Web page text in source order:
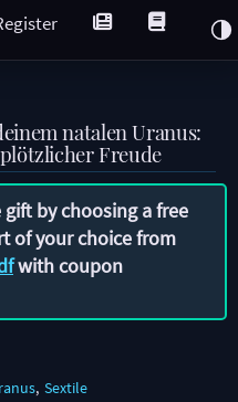
natalen Uranus:
Freude
by choosing a free
of your choice from
with coupon
Sextile